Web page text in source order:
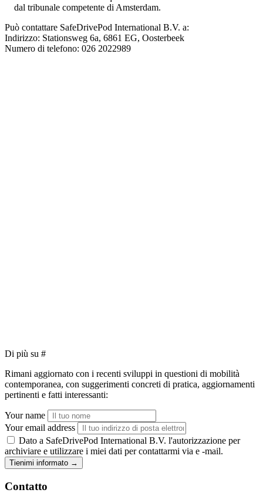
dal tribunale competente di Amsterdam.
Può contattare SafeDrivePod International B.V. a:
Indirizzo: Stationsweg 6a, 6861 EG, Oosterbeek
Numero di telefono: 026 2022989
Di più su #
Rimani aggiornato con i recenti sviluppi in questioni di mobilità
contemporanea, con suggerimenti concreti di pratica, aggiornamenti
pertinenti e fatti interessanti:
Your name
Your email address
Dato a SafeDrivePod International B.V. l'autorizzazione per
archiviare e utilizzare i miei dati per contattarmi via e -mail.
Tienimi informato →
Contatto